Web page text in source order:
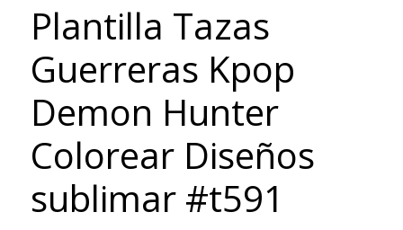
Plantilla Tazas
Guerreras Kpop
Demon Hunter
Colorear Diseños
sublimar #t591